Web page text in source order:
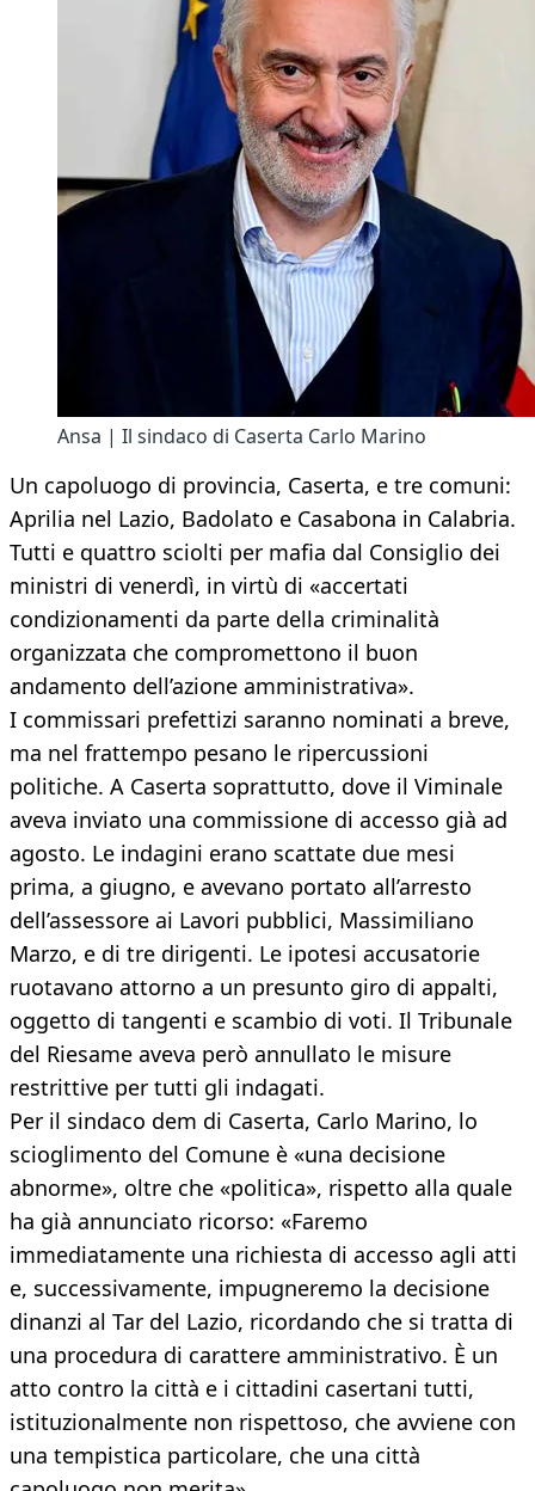
Ansa | Il sindaco di Caserta Carlo Marino
Un capoluogo di provincia, Caserta, e tre comuni:
Aprilia nel Lazio, Badolato e Casabona in Calabria.
Tutti e quattro sciolti per mafia dal Consiglio dei
ministri di venerdì, in virtù di «accertati
condizionamenti da parte della criminalità
organizzata che compromettono il buon
andamento dell’azione amministrativa».
I commissari prefettizi saranno nominati a breve,
ma nel frattempo pesano le ripercussioni
politiche. A Caserta soprattutto, dove il Viminale
aveva inviato una commissione di accesso già ad
agosto. Le indagini erano scattate due mesi
prima, a giugno, e avevano portato all’arresto
dell’assessore ai Lavori pubblici, Massimiliano
Marzo, e di tre dirigenti. Le ipotesi accusatorie
ruotavano attorno a un presunto giro di appalti,
oggetto di tangenti e scambio di voti. Il Tribunale
del Riesame aveva però annullato le misure
restrittive per tutti gli indagati.
Per il sindaco dem di Caserta, Carlo Marino, lo
scioglimento del Comune è «una decisione
abnorme», oltre che «politica», rispetto alla quale
ha già annunciato ricorso: «Faremo
immediatamente una richiesta di accesso agli atti
e, successivamente, impugneremo la decisione
dinanzi al Tar del Lazio, ricordando che si tratta di
una procedura di carattere amministrativo. È un
atto contro la città e i cittadini casertani tutti,
istituzionalmente non rispettoso, che avviene con
una tempistica particolare, che una città